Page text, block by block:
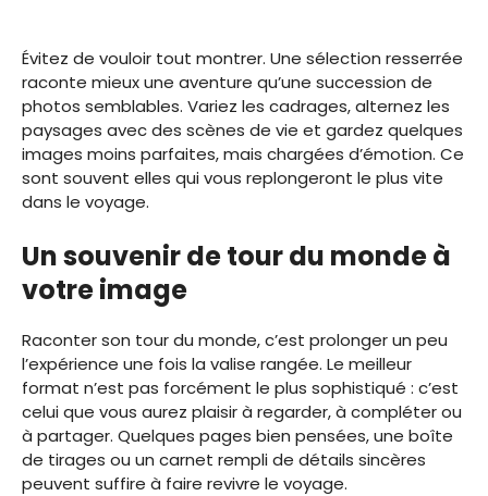
Évitez de vouloir tout montrer. Une sélection resserrée
raconte mieux une aventure qu’une succession de
photos semblables. Variez les cadrages, alternez les
paysages avec des scènes de vie et gardez quelques
images moins parfaites, mais chargées d’émotion. Ce
sont souvent elles qui vous replongeront le plus vite
dans le voyage.
Un souvenir de tour du monde à
votre image
Raconter son tour du monde, c’est prolonger un peu
l’expérience une fois la valise rangée. Le meilleur
format n’est pas forcément le plus sophistiqué : c’est
celui que vous aurez plaisir à regarder, à compléter ou
à partager. Quelques pages bien pensées, une boîte
de tirages ou un carnet rempli de détails sincères
peuvent suffire à faire revivre le voyage.